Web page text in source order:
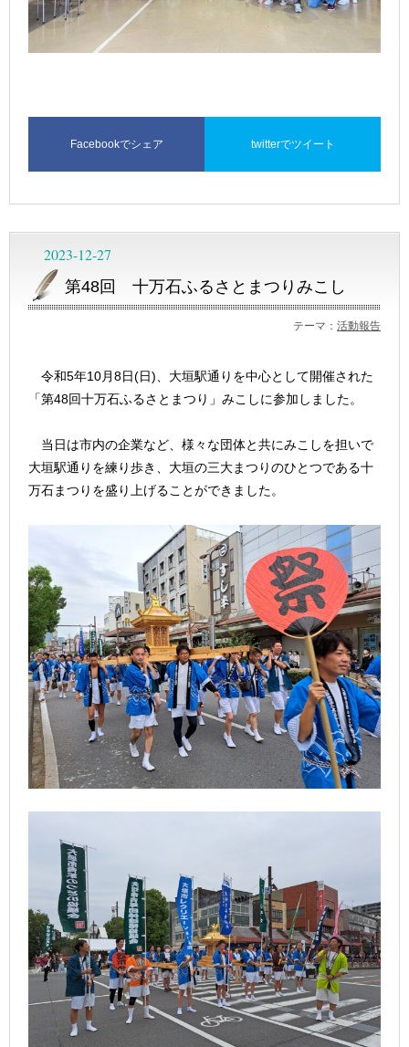
Facebookでシェア twitterでツイート
第48回 十万石ふるさとまつりみこし
2023-12-27
テーマ： 活動報告
令和5年10月8日(日)、大垣駅通りを中心として開催された
「第48回十万石ふるさとまつり」みこしに参加しました。
当日は市内の企業など、様々な団体と共にみこしを担いで
大垣駅通りを練り歩き、大垣の三大まつりのひとつである十
万石まつりを盛り上げることができました。